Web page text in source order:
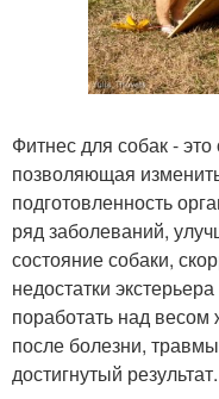
Фитнес для собак -
позволяющая
подготовленность
ряд заболеваний,
состояние собаки,
недостатки
поработать над весом
после болезни,
достигнутый результат.